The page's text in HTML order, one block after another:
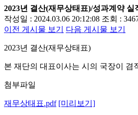
2023년 결산(재무상태표)/성과계약 실
작성일 : 2024.03.06 20:12:08 조회 :
이전 게시물 보기
다음 게시물 보기
2023년 결산(재무상태표)
본 재단의 대표이사는 시의 국장이
첨부파일
재무상태표.pdf [미리보기]